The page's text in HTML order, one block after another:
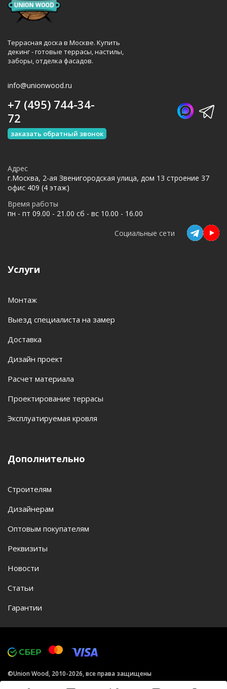
Террасная доска в Москве. Купить
декинг - готовые террасы, настилы,
заборы, отделка фасадов.
info@unionwood.ru
Услуги
Монтаж
Выезд специалиста на замер
Доставка
Дизайн проект
Расчет материала
Проектирование террасы
Эксплуатируемая кровля
Дополнительно
Строителям
Дизайнерам
Оптовым покупателям
Реквизиты
Новости
Статьи
Гарантии
+7 (495) 744-34-
72
заказать обратный звонок
Адрес
г.Москва, 2-ая Звенигородская улица, дом 13 строение 37
офис 409 (4 этаж)
Время работы
пн - пт 09.00 - 21.00 сб - вс 10.00 - 16.00
Социальные сети
©Union Wood, 2010-2026, все права защищены